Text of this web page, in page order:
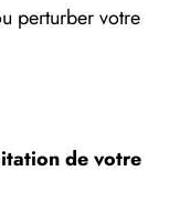
perturber votre
de votre